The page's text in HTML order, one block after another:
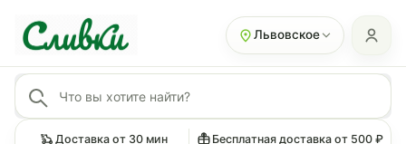
Львовское
Доставка от 30 мин Бесплатная доставка от 500 ₽